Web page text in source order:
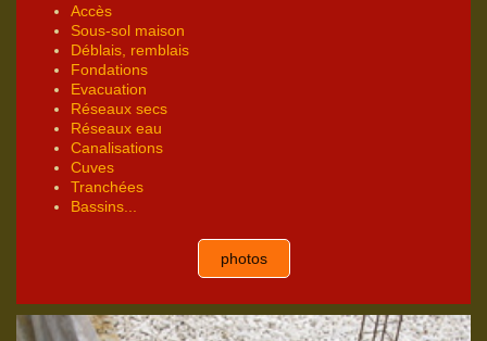
Accès
Sous-sol maison
Déblais, remblais
Fondations
Evacuation
Réseaux secs
Réseaux eau
Canalisations
Cuves
Tranchées
Bassins...
photos